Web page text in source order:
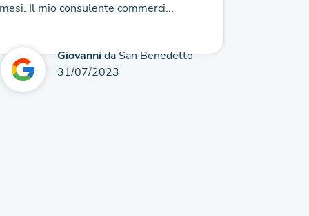
Il mio consulente commerci...
Giovannida San Benedetto
31/07/2023